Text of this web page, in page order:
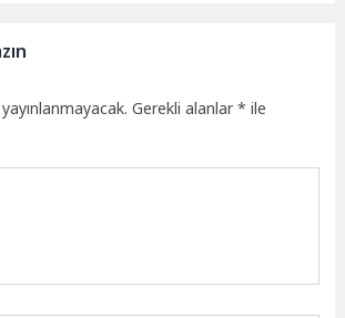
Gerekli alanlar* ile